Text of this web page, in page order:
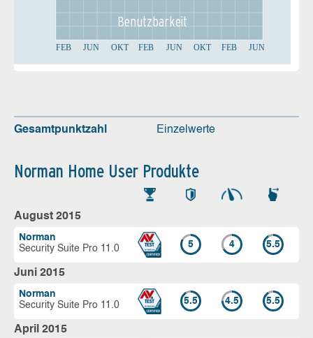
FEB JUN OKT FEB JUN OKT FEB JUN
Benutz­barkeit
Gesamtpunktzahl Einzelwerte
Norman Home User Produkte
August 2015
Norman
Security Suite Pro 11.0
5 4 5.5
Juni 2015
Norman
Security Suite Pro 11.0
5.5 4.5 5.5
April 2015